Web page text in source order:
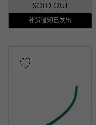
SOLD OUT
补货通知已发出